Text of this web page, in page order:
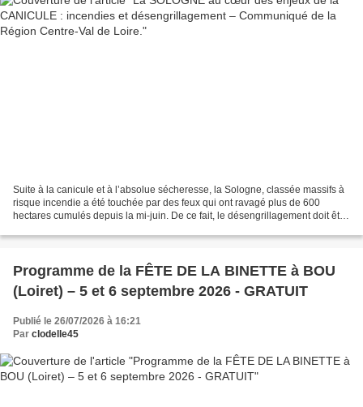
Suite à la canicule et à l’absolue sécheresse, la Sologne, classée massifs à
risque incendie a été touchée par des feux qui ont ravagé plus de 600
hectares cumulés depuis la mi-juin. De ce fait, le désengrillagement doit être
Programme de la FÊTE DE LA BINETTE à BOU
(Loiret) – 5 et 6 septembre 2026 - GRATUIT
Publié le 26/07/2026 à 16:21
Par clodelle45